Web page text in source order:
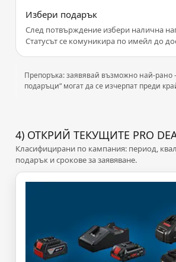
Избери подарък
След потвърждение избери налична
Статусът се комуникира по имейл до
Препоръка: заявявай възможно най-рано
подаръци“ могат да се изчерпат преди
4) ОТКРИЙ ТЕКУЩИТЕ PRO
Класифицирани по кампания: период,
подарък и срокове за заявяване.